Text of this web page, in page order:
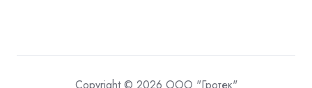
Copyright © 2026 ООО "Гротек"